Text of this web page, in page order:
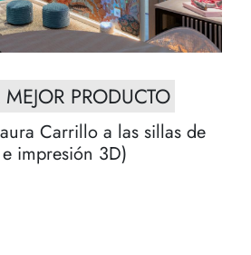
PRODUCTO
Carrillo a las sillas de
impresión 3D)